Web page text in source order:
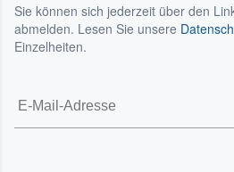
Sie können sich jederzeit über den
abmelden. Lesen Sie unsere
Einzelheiten.